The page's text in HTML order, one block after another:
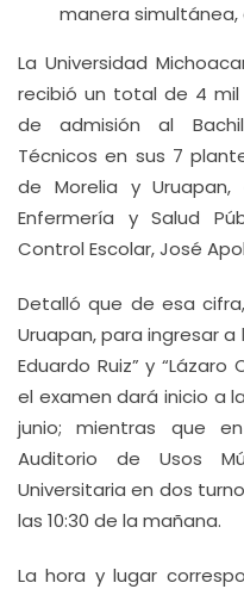
manera simultánea,
La Universidad
recibió un total de 4
de admisión al
Técnicos en sus 7
de Morelia y
Enfermería y Salud
Control Escolar, José
Detalló que de esa
Uruapan, para ingresar a
Eduardo Ruiz” y
el examen dará inicio a
junio; mientras que
Auditorio de Usos
Universitaria en dos
las 10:30 de la mañana.
La hora y lugar